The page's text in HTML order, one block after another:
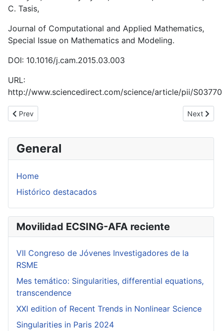
General
Home
Histórico destacados
Movilidad ECSING-AFA reciente
VII Congreso de Jóvenes Investigadores de la
RSME
Mes temático: Singularities, differential equations,
transcendence
XXI edition of Recent Trends in Nonlinear Science
Singularities in Paris 2024
C. Tasis,
Journal of Computational and Applied Mathematics,
Special Issue on Mathematics and Modeling.
DOI: 10.1016/j.cam.2015.03.003
URL:
http://www.sciencedirect.com/science/article/pii/
Previous article: Infinitesimal Hartman-Grobman theorem in
Prev Next
Next